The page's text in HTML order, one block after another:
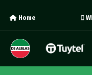
Home